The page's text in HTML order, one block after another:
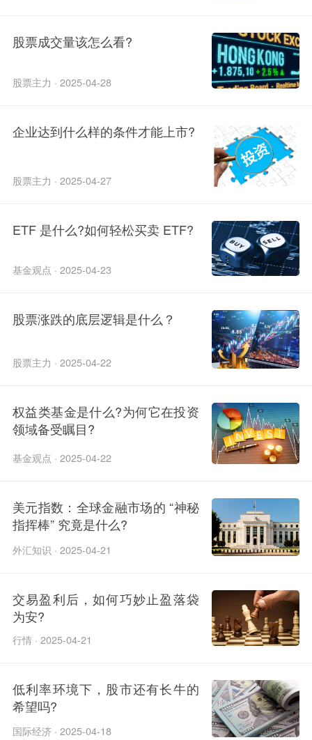
股票成交量该怎么看?
股票主力 · 2025-04-28
企业达到什么样的条件才能上市?
股票主力 · 2025-04-27
ETF 是什么?如何轻松买卖 ETF?
基金观点 · 2025-04-23
股票涨跌的底层逻辑是什么？
股票主力 · 2025-04-22
权益类基金是什么?为何它在投资
领域备受瞩目?
基金观点 · 2025-04-22
美元指数：全球金融市场的 “神秘
指挥棒” 究竟是什么?
外汇知识 · 2025-04-21
交易盈利后，如何巧妙止盈落袋
为安?
行情 · 2025-04-21
低利率环境下，股市还有长牛的
希望吗?
国际经济 · 2025-04-18